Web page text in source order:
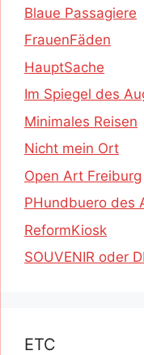
Blaue Passagiere
FrauenFäden
HauptSache
Im Spiegel des
Minimales Reisen
Nicht mein Ort
Open Art Freiburg
PHundbuero des
ReformKiosk
SOUVENIR oder
ETC